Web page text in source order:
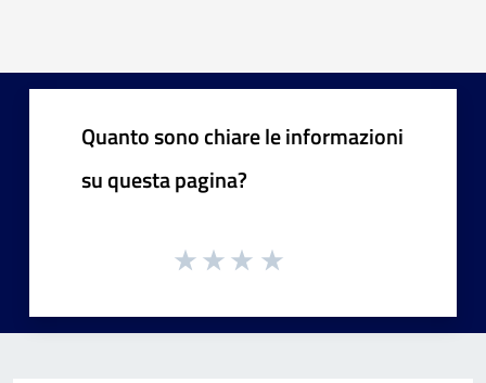
Quanto sono chiare le informazioni
su questa pagina?